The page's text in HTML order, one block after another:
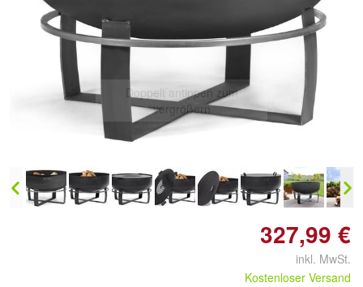
Doppelt antippen zum
vergrößern
327,99 €
inkl. MwSt.
Kostenloser Versand